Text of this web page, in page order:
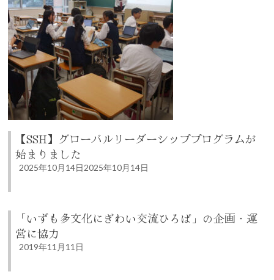
【SSH】グローバルリーダーシッププログラムが
始まりました
2025年10月14日2025年10月14日
「いずも多文化にぎわい交流ひろば」の企画・運
営に協力
2019年11月11日